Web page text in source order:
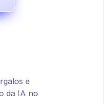
e
da IA no